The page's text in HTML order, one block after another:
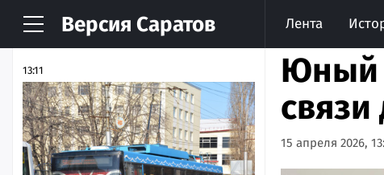
Версия Саратов Лента
НОВОСТИ АРХИВ
13:11
Юный
связи
15 апреля 2026,